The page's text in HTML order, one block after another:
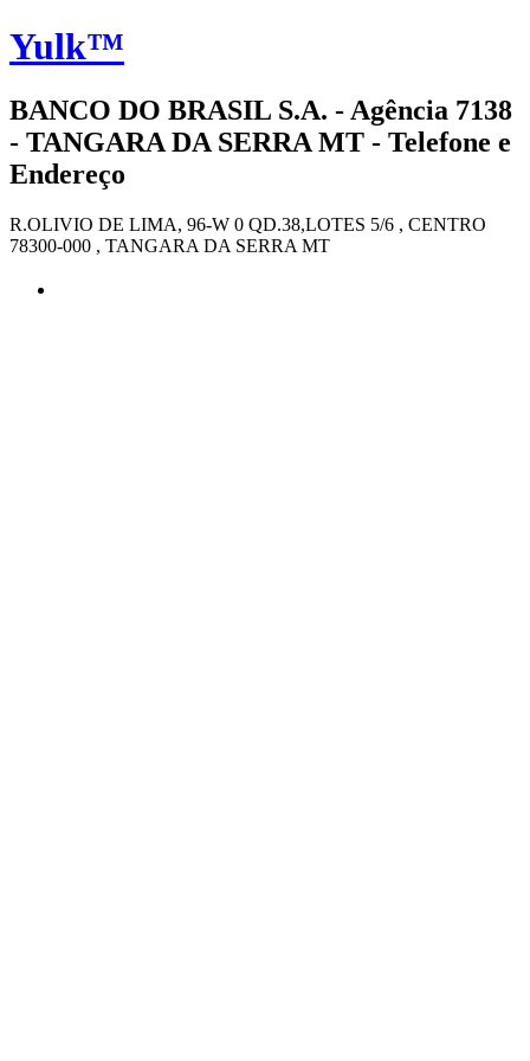
Yulk™
BANCO DO BRASIL S.A. - Agência 7138
- TANGARA DA SERRA MT - Telefone e
Endereço
R.OLIVIO DE LIMA, 96-W 0 QD.38,LOTES 5/6 , CENTRO
78300-000 , TANGARA DA SERRA MT